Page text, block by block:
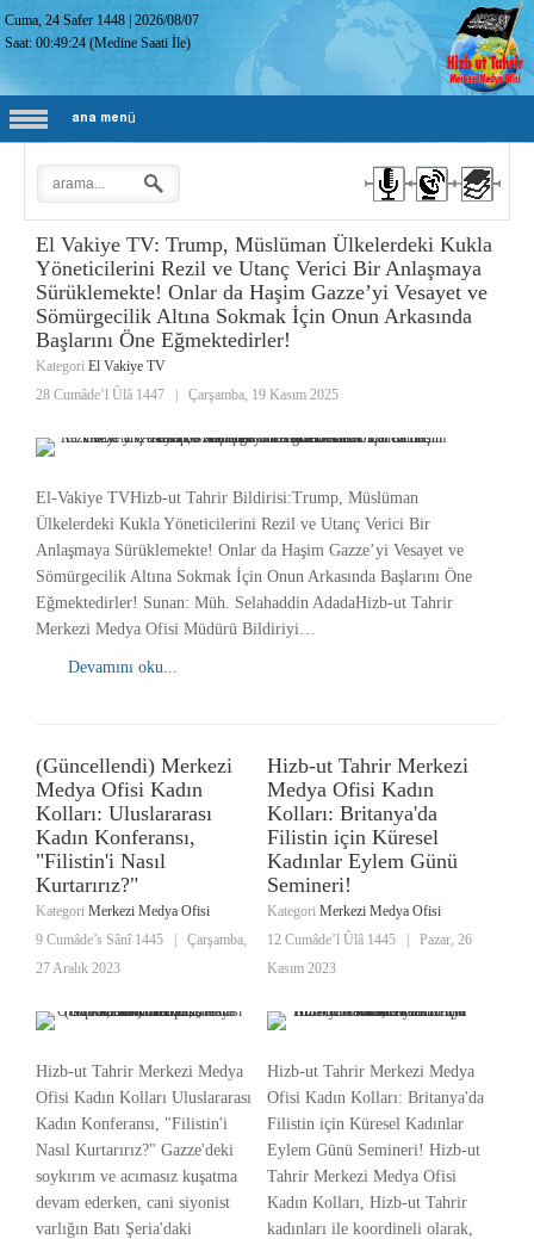
Cuma, 24 Safer 1448 |2026/08/07
Saat:00:49:25 (Medine Saati İle)
ana menü
El Vakiye TV: Trump, Müslüman Ülkelerdeki Kukla
Yöneticilerini Rezil ve Utanç Verici Bir Anlaşmaya
Sürüklemekte! Onlar da Haşim Gazze’yi Vesayet ve
Sömürgecilik Altına Sokmak İçin Onun Arkasında
Başlarını Öne Eğmektedirler!
Kategori El Vakiye TV
28 Cumâde’l Ûlâ 1447
Çarşamba, 19 Kasım 2025
El-Vakiye TVHizb-ut Tahrir Bildirisi:Trump, Müslüman
Ülkelerdeki Kukla Yöneticilerini Rezil ve Utanç Verici Bir
Anlaşmaya Sürüklemekte! Onlar da Haşim Gazze’yi Vesayet ve
Sömürgecilik Altına Sokmak İçin Onun Arkasında Başlarını Öne
Eğmektedirler! Sunan: Müh. Selahaddin AdadaHizb-ut Tahrir
Merkezi Medya Ofisi Müdürü Bildiriyi…
Devamını oku...
(Güncellendi) Merkezi
Medya Ofisi Kadın
Kolları: Uluslararası
Kadın Konferansı,
"Filistin'i Nasıl
Kurtarırız?"
Kategori Merkezi Medya Ofisi
9 Cumâde’s Sânî 1445
Çarşamba,
27 Aralık 2023
Hizb-ut Tahrir Merkezi Medya
Ofisi Kadın Kolları Uluslararası
Kadın Konferansı, "Filistin'i
Nasıl Kurtarırız?" Gazze'deki
soykırım ve acımasız kuşatma
devam ederken, cani siyonist
varlığın Batı Şeria'daki
Hizb-ut Tahrir Merkezi
Medya Ofisi Kadın
Kolları: Britanya'da
Filistin için Küresel
Kadınlar Eylem Günü
Semineri!
Kategori Merkezi Medya Ofisi
12 Cumâde’l Ûlâ 1445
Pazar, 26
Kasım 2023
Hizb-ut Tahrir Merkezi Medya
Ofisi Kadın Kolları: Britanya'da
Filistin için Küresel Kadınlar
Eylem Günü Semineri! Hizb-ut
Tahrir Merkezi Medya Ofisi
Kadın Kolları, Hizb-ut Tahrir
kadınları ile koordineli olarak,